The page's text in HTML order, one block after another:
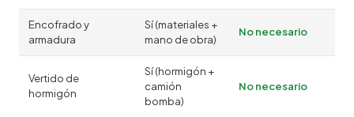
Encofrado y
armadura
Sí (materiales +
mano de obra)
No necesario
Vertido de
hormigón
Sí (hormigón +
camión
bomba)
No necesario